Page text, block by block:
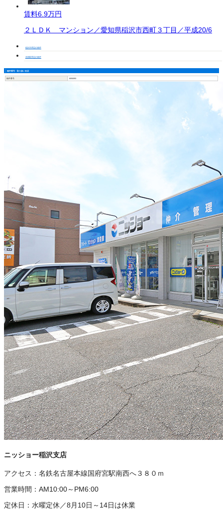
賃料6.9万円
２ＬＤＫ マンション／愛知県稲沢市西町３丁目／平成20/6
稲沢市周辺の物件
清洲駅周辺の物件
物件番号・取り扱い支店
物件番号 6050093
ニッショー稲沢支店
アクセス： 名鉄名古屋本線国府宮駅南西へ３８０ｍ
営業時間： AM10:00～PM6:00
定休日： 水曜定休／8月10日～14日は休業